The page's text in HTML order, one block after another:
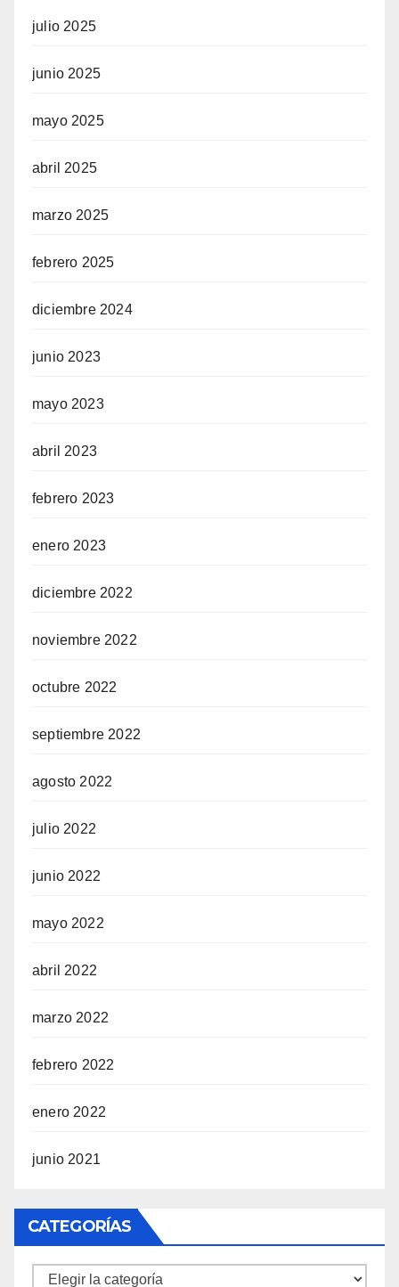
julio 2025
junio 2025
mayo 2025
abril 2025
marzo 2025
febrero 2025
diciembre 2024
junio 2023
mayo 2023
abril 2023
febrero 2023
enero 2023
diciembre 2022
noviembre 2022
octubre 2022
septiembre 2022
agosto 2022
julio 2022
junio 2022
mayo 2022
abril 2022
marzo 2022
febrero 2022
enero 2022
junio 2021
CATEGORÍAS
Categorías